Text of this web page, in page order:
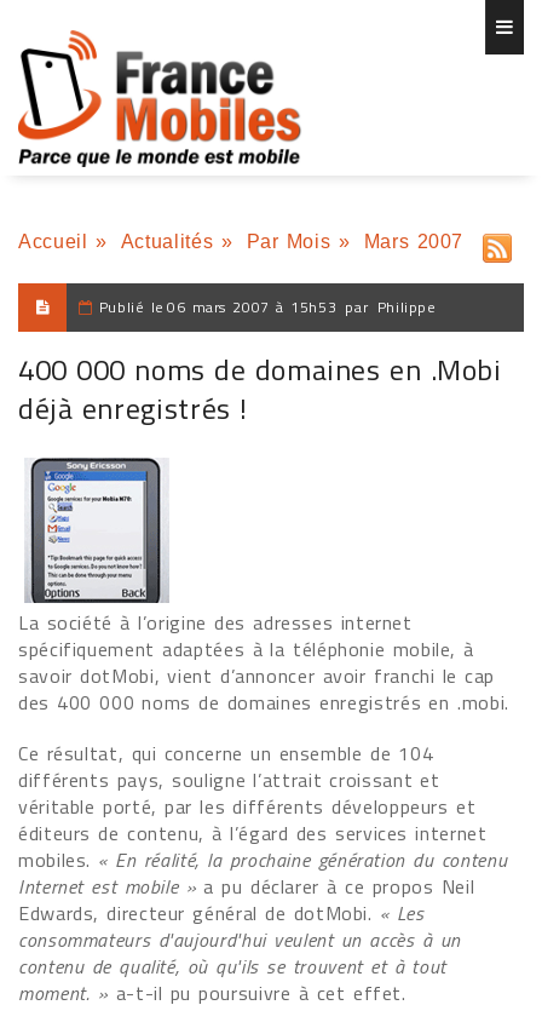
Accueil » Actualités » Par Mois » Mars 2007
Publié le 06 mars 2007 à 15h53 par Philippe
400 000 noms de domaines en .Mobi
déjà enregistrés !
La société à l’origine des adresses internet
spécifiquement adaptées à la téléphonie mobile, à
savoir dotMobi, vient d’annoncer avoir franchi le cap
des 400 000 noms de domaines enregistrés en .mobi.
Ce résultat, qui concerne un ensemble de 104
différents pays, souligne l’attrait croissant et
véritable porté, par les différents développeurs et
éditeurs de contenu, à l’égard des services internet
mobiles. « En réalité, la prochaine génération du contenu
Internet est mobile » a pu déclarer à ce propos Neil
Edwards, directeur général de dotMobi. « Les
consommateurs d'aujourd'hui veulent un accès à un
contenu de qualité, où qu'ils se trouvent et à tout
moment. » a-t-il pu poursuivre à cet effet.